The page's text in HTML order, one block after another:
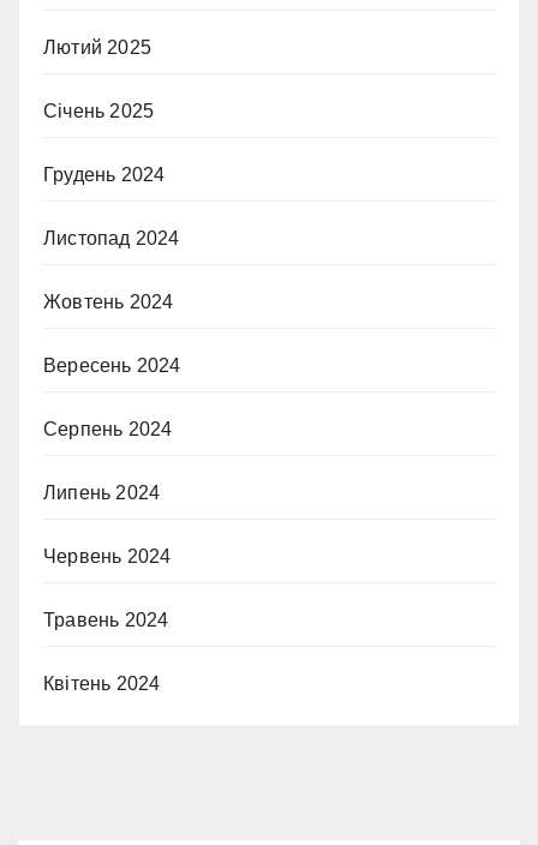
Лютий 2025
Січень 2025
Грудень 2024
Листопад 2024
Жовтень 2024
Вересень 2024
Серпень 2024
Липень 2024
Червень 2024
Травень 2024
Квітень 2024